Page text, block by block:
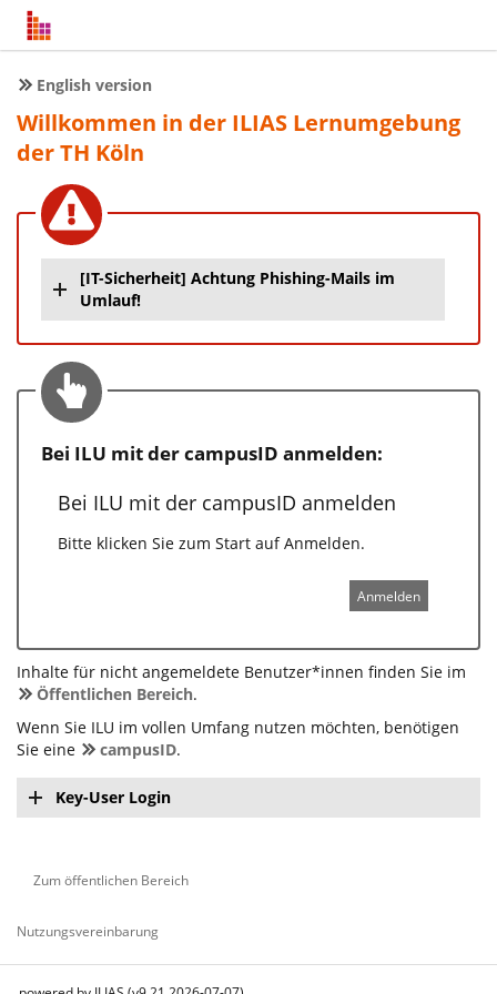
English version
Willkommen in der ILIAS Lernumgebung
der TH Köln
[IT-Sicherheit] Achtung Phishing-Mails im
Umlauf!
Bei ILU mit der campusID anmelden:
Bei ILU mit der campusID anmelden
Bitte klicken Sie zum Start auf Anmelden.
Anmelden
Inhalte für nicht angemeldete Benutzer*innen finden Sie im
Öffentlichen Bereich.
Wenn Sie ILU im vollen Umfang nutzen möchten, benötigen
Sie eine
campusID.
Key-User Login
Zum öffentlichen Bereich
Nutzungsvereinbarung